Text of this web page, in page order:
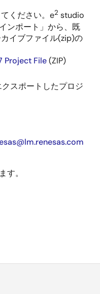
ください。e2 studio
ンポート」から、既
イブファイル(zip)の
Project File(ZIP)
スポートしたプロジ
す。